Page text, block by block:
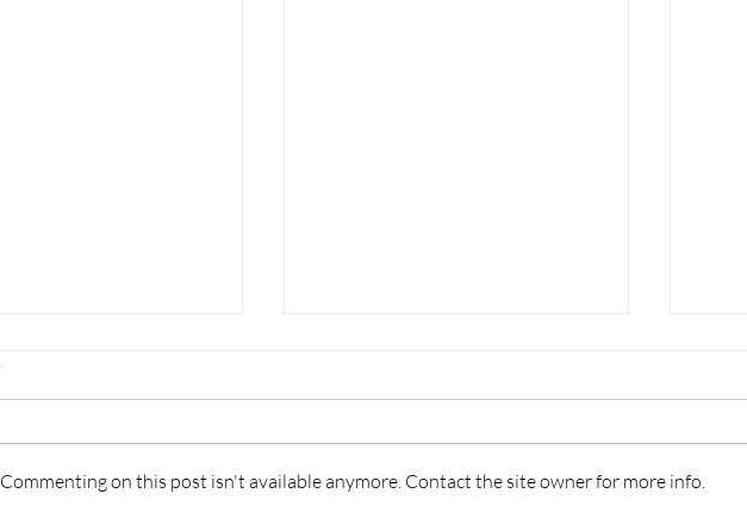
Commenting on this post isn't available anymore. Contact the site owner for more info.